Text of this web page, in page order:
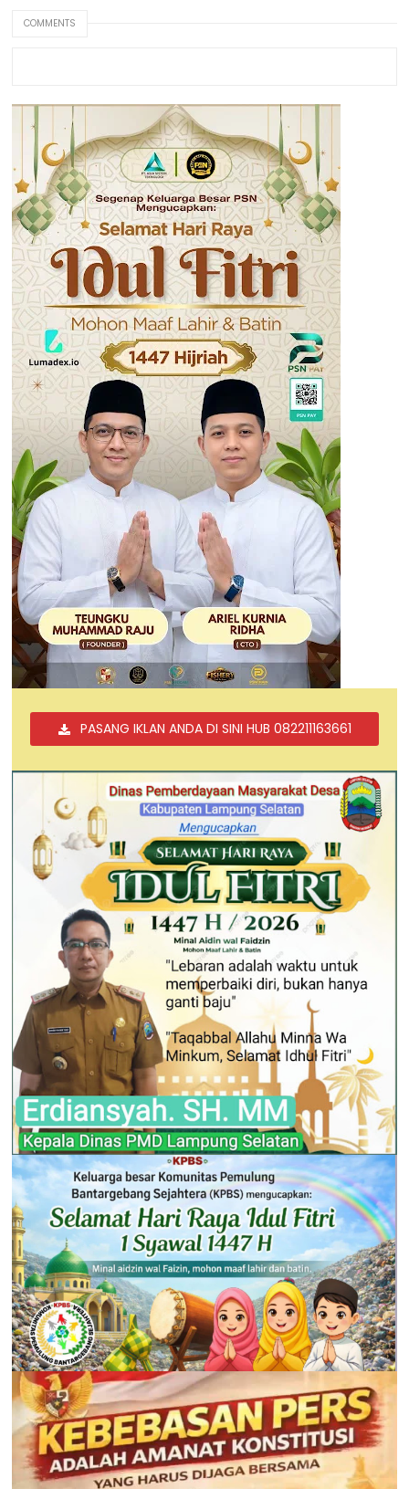
COMMENTS
PASANG IKLAN ANDA DI SINI HUB 082211163661